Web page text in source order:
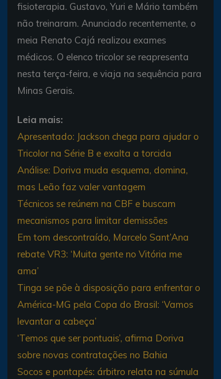
fisioterapia. Gustavo, Yuri e Mário também
não treinaram. Anunciado recentemente, o
meia Renato Cajá realizou exames
médicos. O elenco tricolor se reapresenta
nesta terça-feira, e viaja na sequência para
Minas Gerais.
Leia mais:
Apresentado: Jackson chega para ajudar o
Tricolor na Série B e exalta a torcida
Análise: Doriva muda esquema, domina,
mas Leão faz valer vantagem
Técnicos se reúnem na CBF e buscam
mecanismos para limitar demissões
Em tom descontraído, Marcelo Sant’Ana
rebate VR3: ‘Muita gente no Vitória me
ama’
Tinga se põe à disposição para enfrentar o
América-MG pela Copa do Brasil: ‘Vamos
levantar a cabeça’
‘Temos que ser pontuais’, afirma Doriva
sobre novas contratações no Bahia
Socos e pontapés: árbitro relata na súmula